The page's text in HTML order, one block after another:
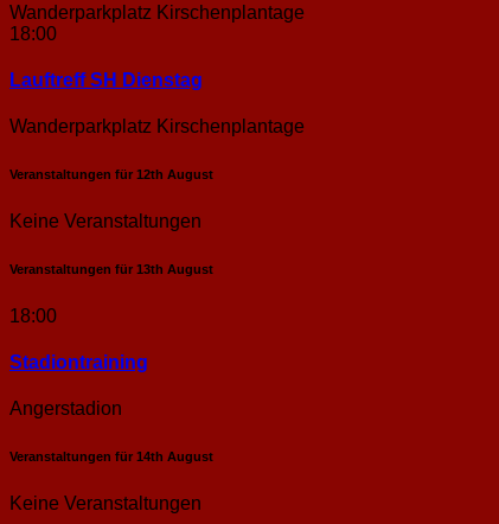
Wanderparkplatz Kirschenplantage
18:00
Lauftreff SH Dienstag
Wanderparkplatz Kirschenplantage
Veranstaltungen für 12th August
Keine Veranstaltungen
Veranstaltungen für 13th August
18:00
Stadion­training
Angerstadion
Veranstaltungen für 14th August
Keine Veranstaltungen